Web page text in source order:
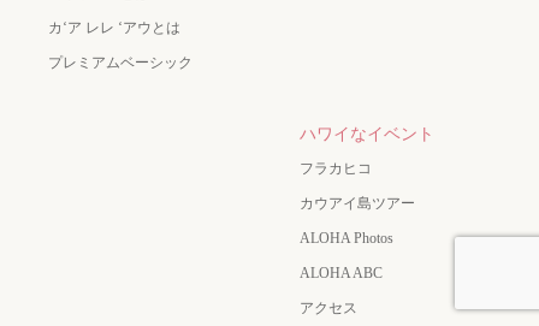
カʻア レレ ʻアウとは
プレミアムベーシック
ハワイなイベント
フラカヒコ
カウアイ島ツアー
ALOHA Photos
ALOHA ABC
アクセス